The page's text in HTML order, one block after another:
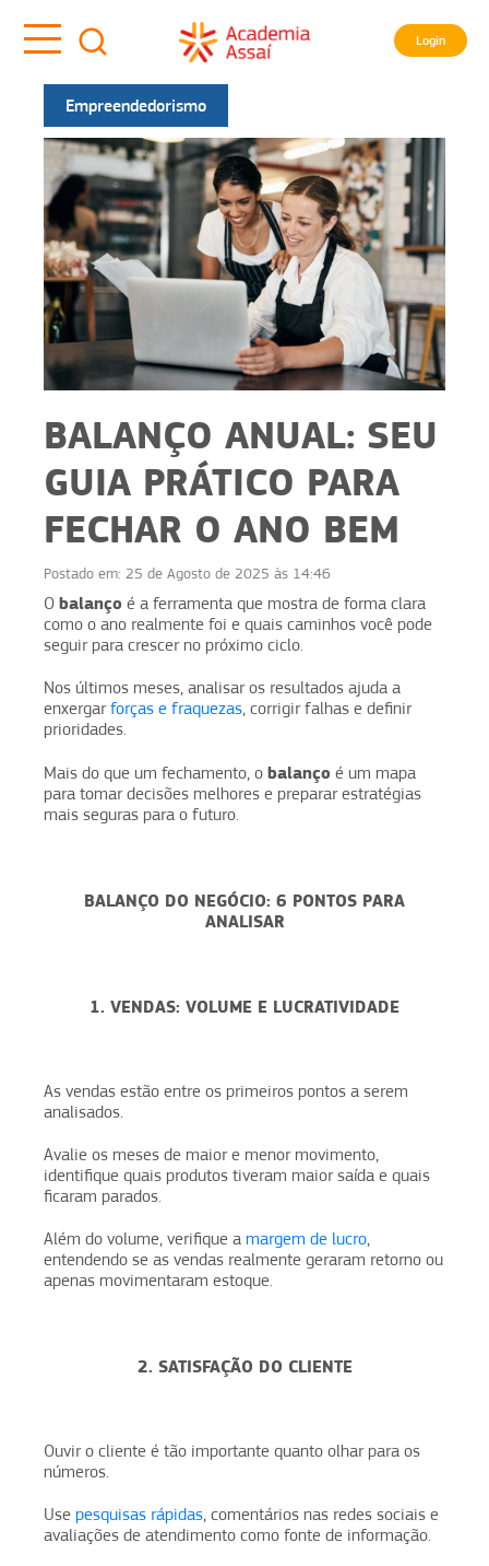
Login
Empreendedorismo
BALANÇO ANUAL: SEU
GUIA PRÁTICO PARA
FECHAR O ANO BEM
Postado em: 25 de Agosto de 2025 às 14:46
O balanço é a ferramenta que mostra de forma clara
como o ano realmente foi e quais caminhos você pode
seguir para crescer no próximo ciclo.
Nos últimos meses, analisar os resultados ajuda a
enxergarforças e fraquezas, corrigir falhas e definir
prioridades.
Mais do que um fechamento, o balanço é um mapa
para tomar decisões melhores e preparar estratégias
mais seguras para o futuro.
BALANÇO DO NEGÓCIO: 6 PONTOS PARA
ANALISAR
1. VENDAS: VOLUME E LUCRATIVIDADE
As vendas estão entre os primeiros pontos a serem
analisados.
Avalie os meses de maior e menor movimento,
identifique quais produtos tiveram maior saída e quais
ficaram parados.
Além do volume, verifique a margem de lucro,
entendendo se as vendas realmente geraram retorno ou
apenas movimentaram estoque.
2. SATISFAÇÃO DO CLIENTE
Ouvir o cliente é tão importante quanto olhar para os
números.
Use pesquisas rápidas, comentários nas redes sociais e
avaliações de atendimento como fonte de informação.